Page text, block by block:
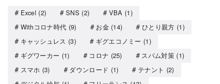
Excel (2) SNS (2) VBA (1)
Withコロナ時代 (9) お金(14) ひとり親方 (1)
キャッシュレス (3) ギグエコノミー (1)
ギグワーカー (1) コロナ (25) スパム対策(1)
スマホ (3) ダウンロード (1) テナント (2)